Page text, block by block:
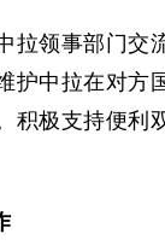
领事部门交
护中拉在对方
积极支持便利